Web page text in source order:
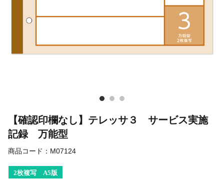
【確認印欄なし】テレッサ３ サービス実施
記録 万能型
商品コード： M07124
2枚複写 A5版